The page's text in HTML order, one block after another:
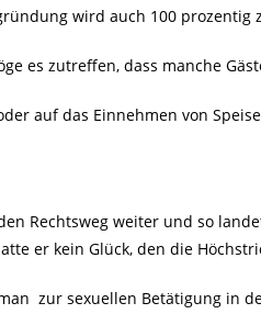
wird auch 100
es zutreffen, dass manche
auf das Einnehmen von
Rechtsweg weiter und so
er kein Glück, den die
zur sexuellen Betätigung in